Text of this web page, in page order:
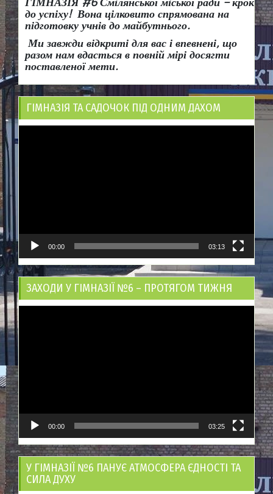
до успіху! Вона цілковито спрямована на
підготовку учнів до майбутнього.
Ми завжди відкриті для вас і впевнені, що
разом нам вдасться в повній мірі досягти
поставленої мети.
ГІМНАЗІЯ ТА САДОЧОК ПІД ОДНИМ ДАХОМ
00:00 03:13
ЗАХОДИ У ГІМНАЗІЇ №6 – ПРОТЯГОМ ТИЖНЯ
00:00 03:25
У ГІМНАЗІЇ №6 ПАНУЄ АТМОСФЕРА ЄДНОСТІ ТА
СИЛА ДУХУ